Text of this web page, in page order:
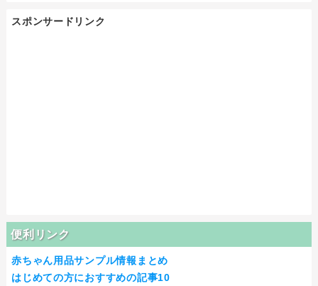
スポンサードリンク
便利リンク
赤ちゃん用品サンプル情報まとめ
はじめての方におすすめの記事10